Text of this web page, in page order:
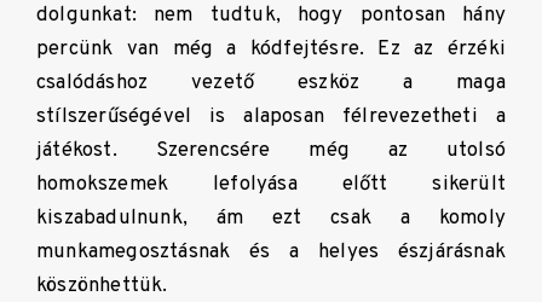
dolgunkat: nem tudtuk, hogy pontosan hány
percünk van még a kódfejtésre. Ez az érzéki
csalódáshoz vezető eszköz a maga
stílszerűségével is alaposan félrevezetheti a
játékost. Szerencsére még az utolsó
homokszemek lefolyása előtt sikerült
kiszabadulnunk, ám ezt csak a komoly
munkamegosztásnak és a helyes észjárásnak
köszönhettük.